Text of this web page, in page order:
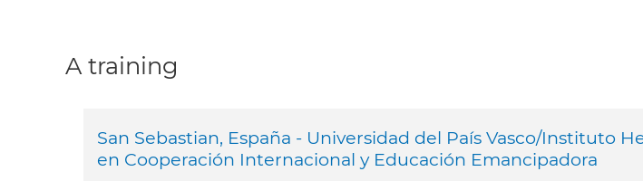
A training
San Sebastian, España - Universidad del País Vasco/Instituto
en Cooperación Internacional y Educación Emancipadora